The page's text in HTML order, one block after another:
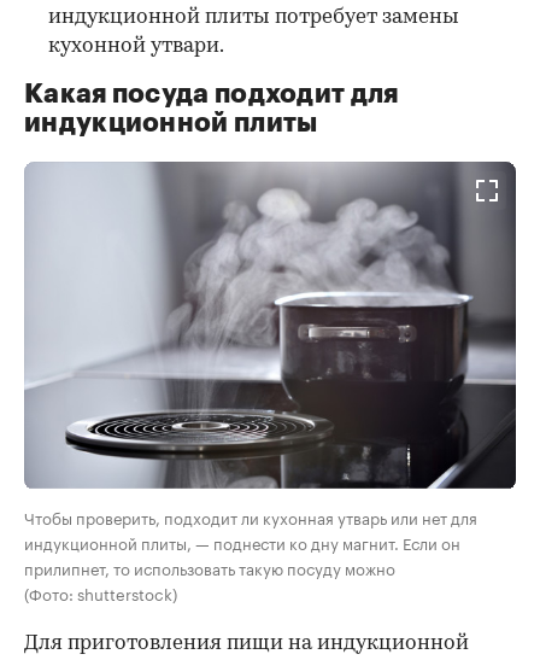
индукционной плиты потребует замены
кухонной утвари.
Какая посуда подходит для
индукционной плиты
Чтобы проверить, подходит ли кухонная утварь или нет для
индукционной плиты, — поднести ко дну магнит. Если он
прилипнет, то использовать такую посуду можно
(Фото: shutterstock)
Для приготовления пищи на индукционной